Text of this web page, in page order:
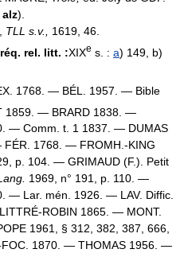
alz).
TLL s.v., 1619, 46.
rel. litt. :XIXe s. : a) 149, b)
1768. — BÉL. 1957. — Bible
1859. — BRARD 1838. —
— Comm. t. 1 1837. — DUMAS
1768. — FROMH.-KING
p. 104. — GRIMAUD (F.). Petit
1969, n° 191, p. 110. —
— Lar. mén. 1926. — LAV. Diffic.
ROBIN 1865. — MONT.
1961, § 312, 382, 387, 666,
1870. — THOMAS 1956. —